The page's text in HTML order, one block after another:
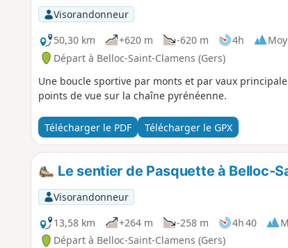
Visorandonneur
50,30 km
+620 m -620 m 4h
Départ à Belloc-Saint-Clamens (Gers)
Une boucle sportive par monts et par vaux
points de vue sur la chaîne pyrénéenne.
Télécharger le PDF Télécharger le GPX
Le sentier de Pasquette à Belloc-
Visorandonneur
13,58 km
+264 m -258 m 4h 40
Départ à Belloc-Saint-Clamens (Gers)